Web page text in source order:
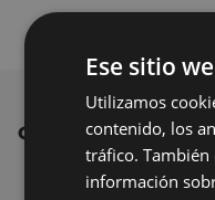
OTRAS NOTICIAS
Ese sitio
Utilizamos
contenido, los
tráfico.
información